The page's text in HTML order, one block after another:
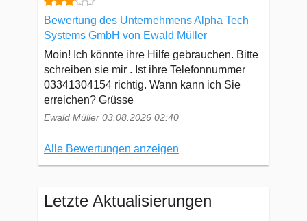
Bewertung des Unternehmens Alpha Tech
Systems GmbH von Ewald Müller
Moin! Ich könnte ihre Hilfe gebrauchen. Bitte
schreiben sie mir . Ist ihre Telefonnummer
03341304154 richtig. Wann kann ich Sie
erreichen? Grüsse
Ewald Müller 03.08.2026 02:40
Alle Bewertungen anzeigen
Letzte Aktualisierungen